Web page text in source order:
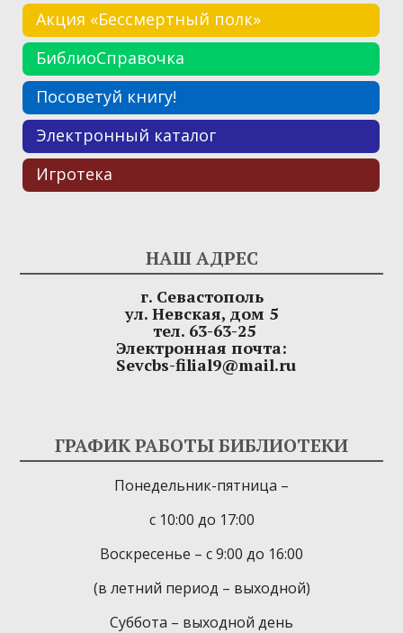
Акция «Бессмертный полк»
БиблиоСправочка
Посоветуй книгу!
Электронный каталог
Игротека
НАШ АДРЕС
г. Севастополь
ул. Невская, дом 5
тел. 63-63-25
Электронная почта:
Sevcbs-filial9@mail.ru
ГРАФИК РАБОТЫ БИБЛИОТЕКИ
Понедельник-пятница –
с 10:00 до 17:00
Воскресенье – с 9:00 до 16:00
(в летний период – выходной)
Суббота – выходной день